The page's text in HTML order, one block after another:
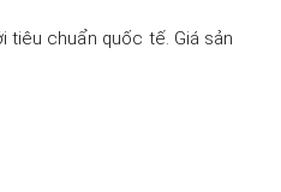
tiêu chuẩn quốc tế. Giá sản